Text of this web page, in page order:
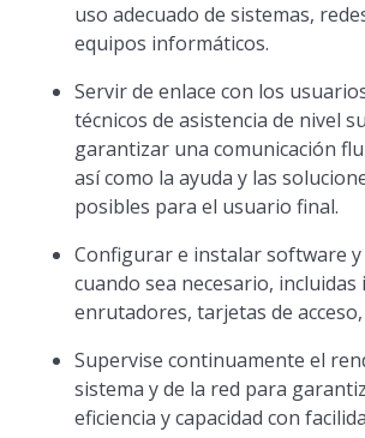
uso adecuado de sistemas,
equipos informáticos.
Servir de enlace con los
técnicos de asistencia de nivel
garantizar una comunicación
así como la ayuda y las
posibles para el usuario final.
Configurar e instalar software
cuando sea necesario,
enrutadores, tarjetas de acceso,
Supervise continuamente el
sistema y de la red para
eficiencia y capacidad con